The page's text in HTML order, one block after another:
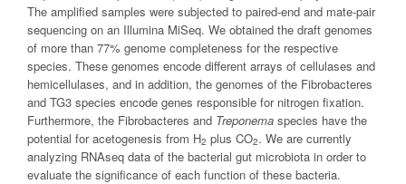
The amplified samples were subjected to paired-end and mate-pair
sequencing on an Illumina MiSeq. We obtained the draft genomes
of more than 77% genome completeness for the respective
species. These genomes encode different arrays of cellulases and
hemicellulases, and in addition, the genomes of the Fibrobacteres
and TG3 species encode genes responsible for nitrogen fixation.
Furthermore, the Fibrobacteres and Treponema species have the
potential for acetogenesis from H2 plus CO2. We are currently
analyzing RNAseq data of the bacterial gut microbiota in order to
evaluate the significance of each function of these bacteria.